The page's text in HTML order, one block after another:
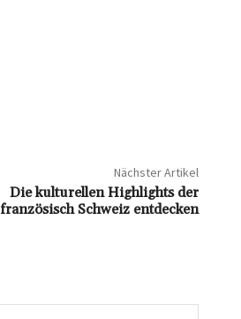
Nächster Artikel
Die kulturellen Highlights der
französisch Schweiz entdecken